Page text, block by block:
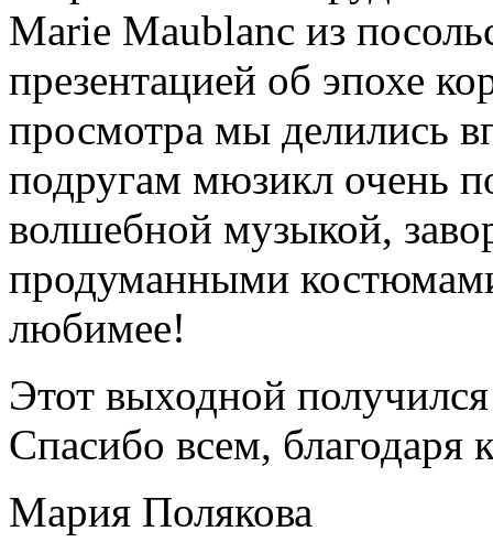
Marie Maublanc из
презентацией об эпохе
просмотра мы делились
подругам мюзикл очень
волшебной музыкой,
продуманными
любимее!
Этот выходной
Спасибо всем, благодаря
Мария Полякова